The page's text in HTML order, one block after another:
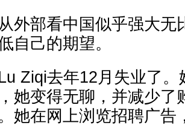
外部看中国似乎强大无
自己的期望。
Ziqi去年12月失业了
她变得无聊，并减少了
她在网上浏览招聘广告